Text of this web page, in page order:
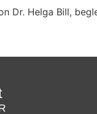
Dr. Helga Bill,